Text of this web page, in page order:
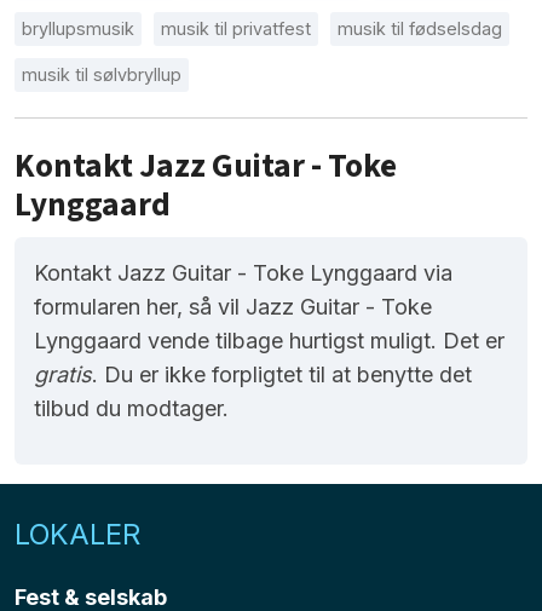
bryllupsmusik musik til privatfest musik til fødselsdag
musik til sølvbryllup
Kontakt Jazz Guitar - Toke
Lynggaard
Kontakt Jazz Guitar - Toke Lynggaard via
formularen her, så vil Jazz Guitar - Toke
Lynggaard vende tilbage hurtigst muligt. Det er
gratis. Du er ikke forpligtet til at benytte det
tilbud du modtager.
LOKALER
Fest & selskab